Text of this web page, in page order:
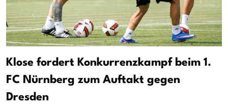
Klose fordert Konkurrenzkampf beim 1.
FC Nürnberg zum Auftakt gegen
Dresden